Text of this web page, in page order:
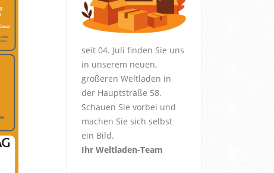
seit 04. Juli finden Sie uns
in unserem neuen,
größeren Weltladen in
der Hauptstraße 58.
Schauen Sie vorbei und
machen Sie sich selbst
ein Bild.
Ihr Weltladen-Team